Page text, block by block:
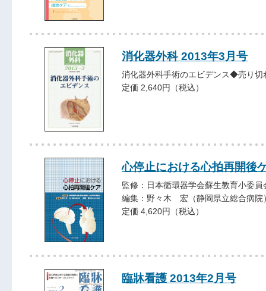
消化器外科 2013年3月号
消化器外科手術のエビデンス◆売り
定価 2,640円（税込）
心停止における心拍再開後
監修：日本循環器学会蘇生教育小委
編集：野々木 宏（静岡県立総合病院
定価 4,620円（税込）
臨牀看護 2013年2月号